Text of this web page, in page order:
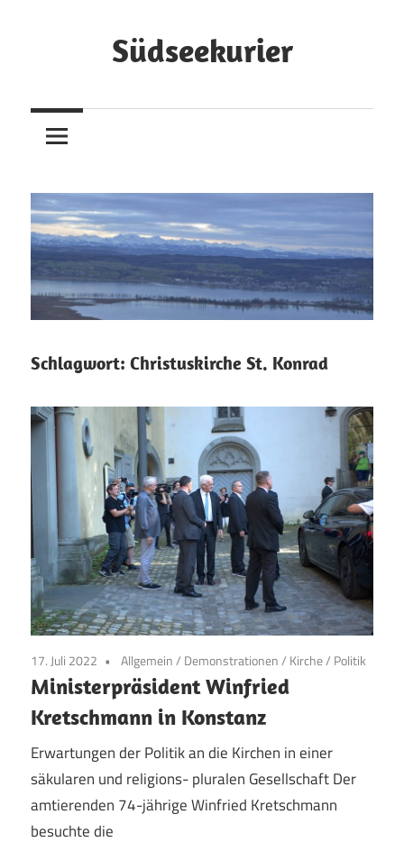
Südseekurier
Zeitung
und
Schlagwort: Christuskirche St. Konrad
17. Juli 2022 Allgemein/ Demonstrationen/ Kirche/ Politik
Ministerpräsident Winfried
Kretschmann in Konstanz
Erwartungen der Politik an die Kirchen in einer
säkularen und religions- pluralen Gesellschaft Der
amtierenden 74-jährige Winfried Kretschmann
besuchte die